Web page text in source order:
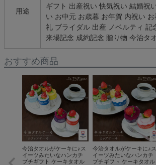
用途
ギフト 出産祝い 快気祝い 結婚祝
い お中元 お歳暮 お年賀 内祝い
礼 ブライダル 出産 ノベルティ 記
来場記念 成約記念 贈り物 今治タ
おすすめ商品
今治タオルがケーキに♪ス
イーツみたいなハンカチ
プチギフト ケーキタオル
今治タオルがケーキに♪ス
イーツみたいなハンカチ
プチギフト ケーキタオル